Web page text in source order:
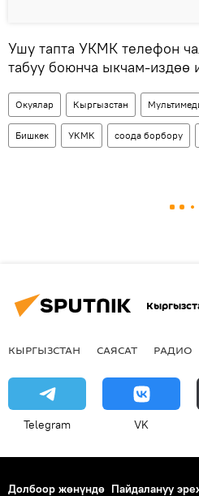
Ушу тапта УКМК телефон
табуу боюнча ыкчам-издөө
Окуялар Кыргызстан
Бишкек УКМК соода борбору
КЫРГЫЗСТАН САЯСАТ РАДИО
Telegram VK
Долбоор жөнүндө Пайдалануу